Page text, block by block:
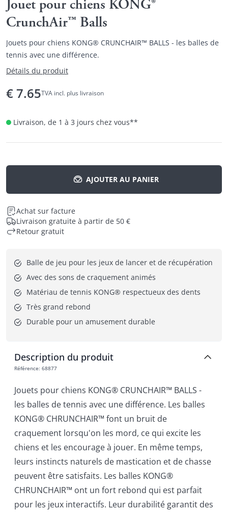
Jouet pour chiens KONG®
CrunchAir™ Balls
Jouets pour chiens KONG® CRUNCHAIR™ BALLS - les balles de
tennis avec une différence.
Détails du produit
€7.65TVA incl. plus livraison
Livraison, de 1 à 3 jours chez vous**
AJOUTER AU PANIER
Achat sur facture
Livraison gratuite à partir de 50 €
Retour gratuit
Balle de jeu pour les jeux de lancer et de récupération
Avec des sons de craquement animés
Matériau de tennis KONG® respectueux des dents
Très grand rebond
Durable pour un amusement durable
Description du produit
Référence: 68877
Jouets pour chiens KONG® CRUNCHAIR™ BALLS -
les balles de tennis avec une différence. Les balles
KONG® CHRUNCHAIR™ font un bruit de
craquement lorsqu'on les mord, ce qui excite les
chiens et les encourage à jouer. En même temps,
leurs instincts naturels de mastication et de chasse
peuvent être satisfaits. Les balles KONG®
CHRUNCHAIR™ ont un fort rebond qui est parfait
pour les jeux interactifs. Leur durabilité garantit des